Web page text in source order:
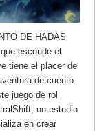
DE HADAS
esconde el
tiene el placer de
de cuento
juego de rol
un estudio
en crear